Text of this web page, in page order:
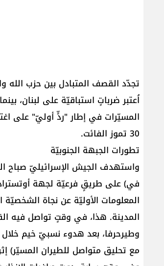
تجدّد القصف المتبادل بين حزب الله
اُعتبر ضرباتٍ استباقيّة على لبنان،
المسيّرات في إطار "ردٍّ أوليّ" على
30 تموز الفائت.
تطورات الجبهة الجنوبيّة
في) على طريقٍ فرعيّة لجهة
المعلومات الأوليّة عن نجاة
المدينة. هذا، في وقتٍ تواصل فيه
وطيرحرفا، بعد هدوء نسبيّ خيم خلال
مع تحليق متواصل للطيران المسيّر)